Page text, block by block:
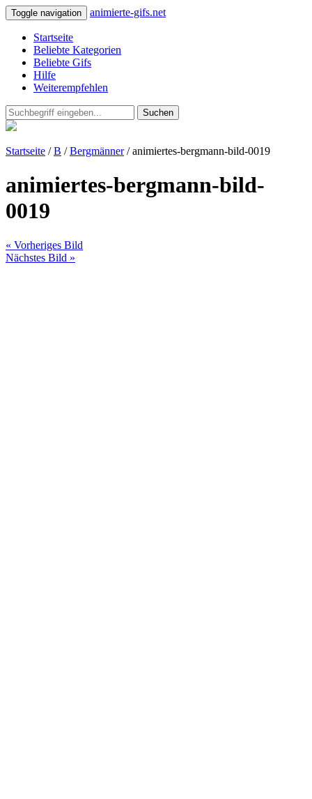
Toggle navigation animierte-gifs.net
Startseite
Beliebte Kategorien
Beliebte Gifs
Hilfe
Weiterempfehlen
Suchen
Startseite /B /Bergmänner/ animiertes-bergmann-bild-0019
animiertes-bergmann-bild-
0019
« Vorheriges Bild
Nächstes Bild »